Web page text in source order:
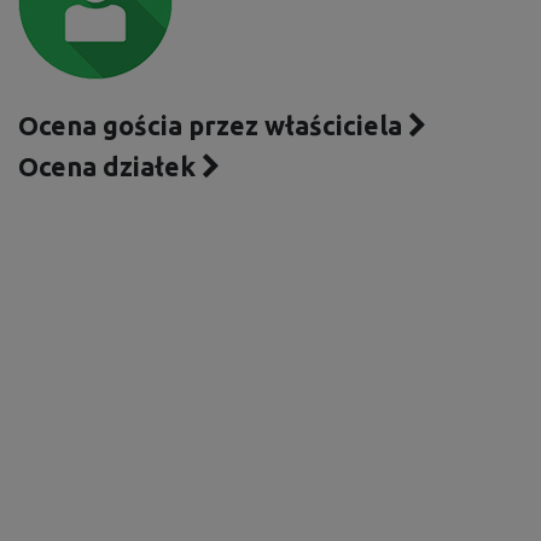
Ocena gościa przez właściciela
Ocena działek